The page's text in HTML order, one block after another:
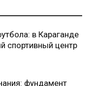
в Караганде
спортивный центр
фундамент